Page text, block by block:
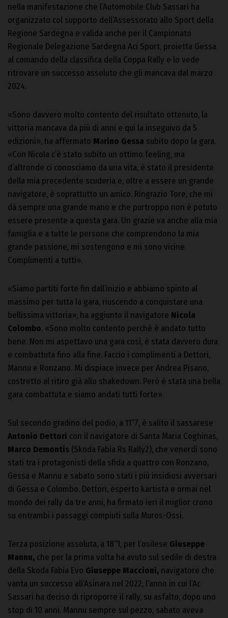
nella manifestazione che l’Automobile Club Sassari ha
organizzato col supporto dell’Assessorato allo Sport della
Regione Sardegna e valida anche per il Campionato
Regionale Delegazione Sardegna Aci Sport, proietta Gessa
al comando della classifica della Coppa Rally e lo vede
ritrovare un successo assoluto che gli mancava dal marzo
2024.
«Sono davvero molto contento del risultato ottenuto, la
vittoria mancava da più di anni e qui la inseguivo da 5
edizioni», ha affermato Marino Gessa subito dopo la gara.
«Con Nicola c’è stato subito un ottimo feeling, ma
d’altronde ci conosciamo da una vita, è stato il presidente
della mia precedente scuderia e, oltre a essere un grande
navigatore, è soprattutto un amico. Ringrazio Tore, che mi
dà sempre una grande mano e che purtroppo non è potuto
essere presente a questa gara. Un grazie va anche alla mia
famiglia e a tutte le persone che comprendono la mia
grande passione, mi sostengono e mi sono vicine.
Complimenti a tutti».
«Siamo partiti forte fin dall’inizio e abbiamo spinto al
massimo per tutta la gara, riuscendo a conquistare una
bellissima vittoria», ha aggiunto il navigatore Nicola
Colombo. «Sono molto contento perché è andato tutto
bene. Non mi aspettavo una gara così, è stata davvero dura
e combattuta fino alla fine. Faccio i complimenti a Dettori,
Mannu e Ronzano. Mi dispiace invece per Andrea Pisano,
costretto al ritiro già allo shakedown. Però è stata una bella
gara combattuta e siamo andati tutti forte».
Sul secondo gradino del podio, a 11”7, è salito il sassarese
Antonio Dettori con il navigatore di Santa Maria Coghinas,
Marco Demontis (Skoda Fabia Rs Rally2), che venerdì sono
stati tra i protagonisti della sfida a quattro con Ronzano,
Gessa e Mannu e sabato sono stati i più insidiosi avversari
di Gessa e Colombo. Dettori, esperto kartista e ormai nel
mondo dei rally da tre anni, ha firmato ieri il miglior crono
su entrambi i passaggi compiuti sulla Muros-Ossi.
Terza posizione assoluta, a 18”1, per l’osilese Giuseppe
Mannu, che per la prima volta ha avuto sul sedile di destra
della Skoda Fabia Evo Giuseppe Maccioni, navigatore che
vanta un successo all’Asinara nel 2022, l’anno in cui l’Ac
Sassari ha deciso di riproporre il rally, su asfalto, dopo uno
stop di 10 anni. Mannu sempre sul pezzo, sabato aveva